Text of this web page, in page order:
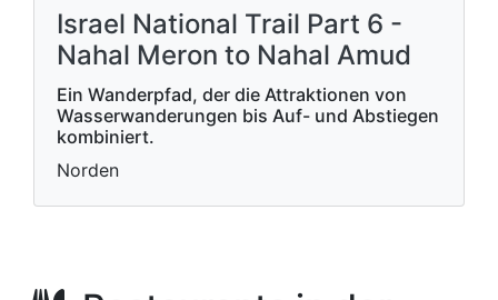
Israel National Trail Part 6 -
Nahal Meron to Nahal Amud
Ein Wanderpfad, der die Attraktionen von
Wasserwanderungen bis Auf- und Abstiegen
kombiniert.
Norden